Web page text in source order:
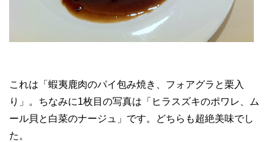
これは「蝦夷鹿肉のパイ包み焼き、フォアグラと栗入
り」。ちなみに1枚目の写真は「ヒラスズキのポワレ、ム
ール貝と白菜のナージュ」です。どちらも超絶美味でし
た。